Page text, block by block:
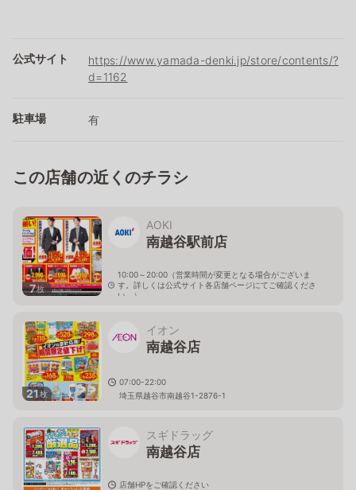
公式サイト
https://www.yamada-denki.jp/store/contents/?
d=1162
駐車場 有
この店舗の近くのチラシ
7枚
AOKI
南越谷駅前店
10:00～20:00（営業時間が変更となる場合がございま
す。詳しくは公式サイト各店舗ページにてご確認くださ
い。）
21枚
イオン
南越谷店
07:00-22:00
埼玉県越谷市南越谷1-2876-1
スギドラッグ
南越谷店
店舗HPをご確認ください